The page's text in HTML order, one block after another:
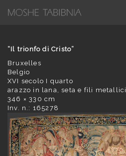
“Il trionfo di Cristo”
Bruxelles
Belgio
XVI secolo I quarto
arazzo in lana, seta e fili metallici
346 × 330 cm
Inv. n.: 165278